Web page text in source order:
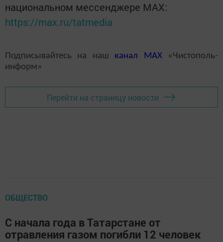
национальном мессенджере MАХ:
https://max.ru/tatmedia
Подписывайтесь на наш канал MAX«Чистополь-
информ»
Перейти на страницу новости
ОБЩЕСТВО
С начала года в Татарстане от
отравления газом погибли 12 человек